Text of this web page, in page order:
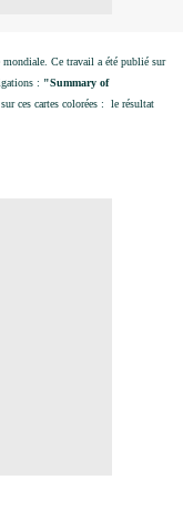
Ce travail a été publié sur
: "Summary of
ces cartes colorées : le résultat